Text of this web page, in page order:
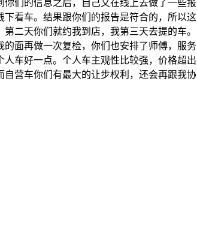
们的信息之后，自己又在线上去做了一些报
看车。结果跟你们的报告是符合的，所以这
二天你们就约我到店，我第三天去提的车。
面再做一次复检，你们也安排了师傅，服务
车好一点。个人车主观性比较强，价格超出
营车你们有最大的让步权利，还会再跟我协